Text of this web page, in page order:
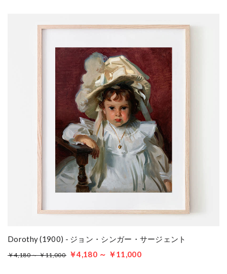
Dorothy (1900) - ジョン・シンガー・サージェント
￥4,180 ～ ￥11,000 ￥4,180 ～ ￥11,000